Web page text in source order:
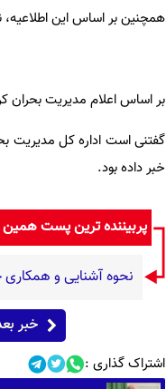
همچنین بر اساس این اطلاعیه،
بر اساس اعلام مدیریت بحران
گفتنی است اداره کل مدیریت
خبر داده بود.
پربیننده ترین پست
نحوه آشنایی و همکاری
خبر
اشتراک گذاری :